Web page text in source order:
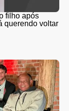
filho após
querendo voltar